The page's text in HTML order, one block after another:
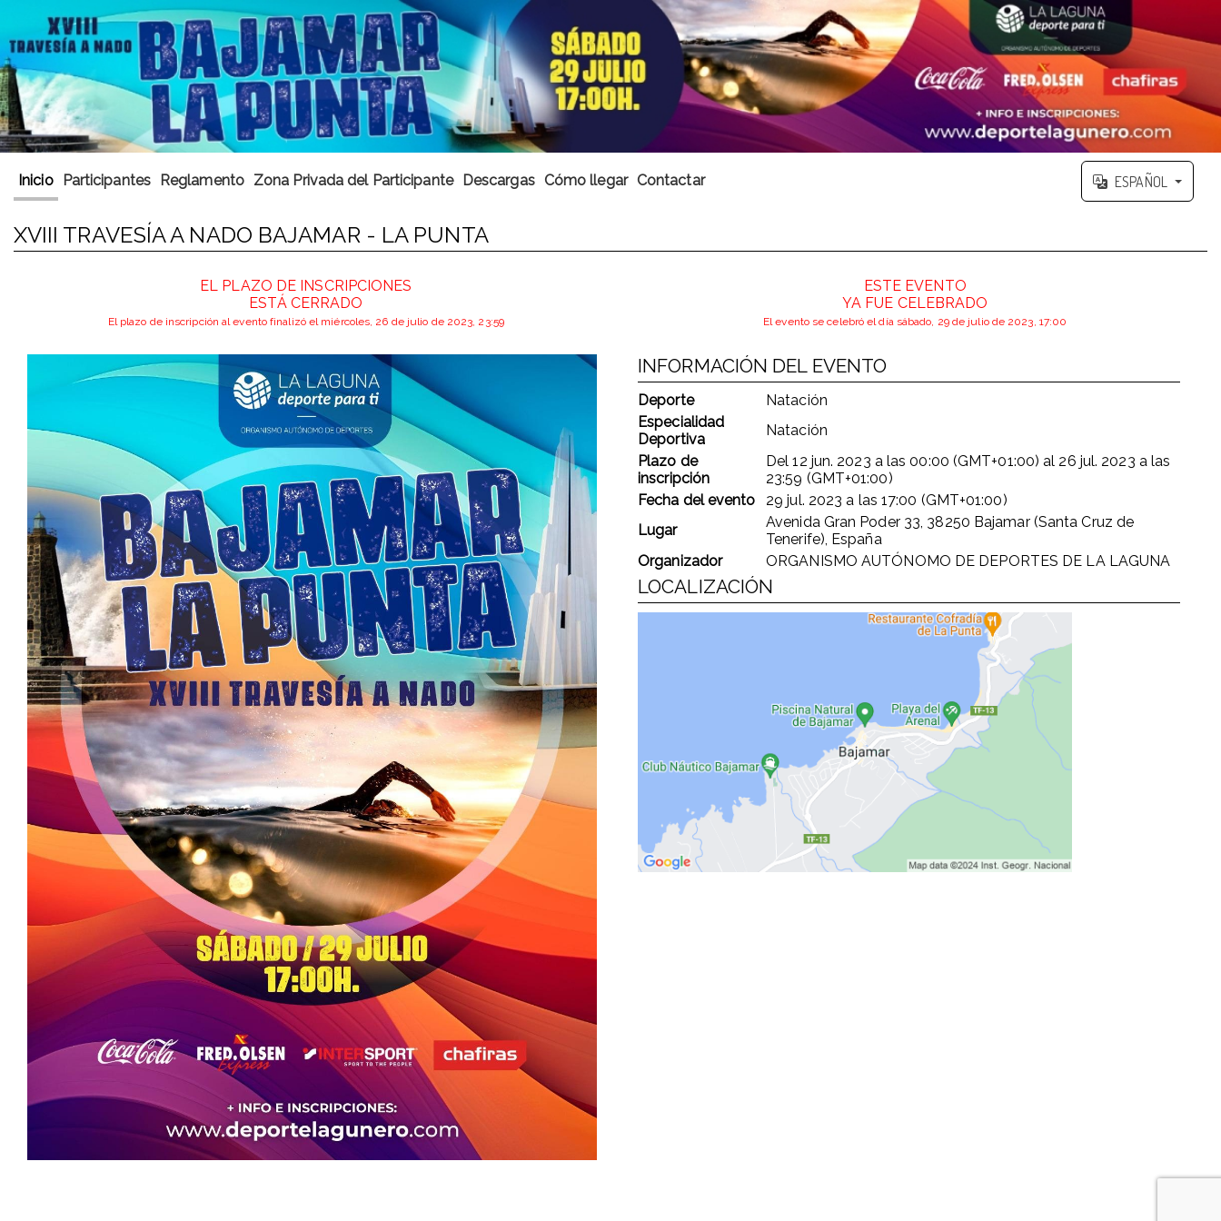
Inicio Participantes Reglamento Zona Privada del Participante Descargas Cómo llegar Contactar ESPAÑOL
XVIII TRAVESÍA A NADO BAJAMAR - LA PUNTA
EL PLAZO DE INSCRIPCIONES
ESTÁ CERRADO
El plazo de inscripción al evento finalizó el miércoles, 26 de julio de 2023, 23:59
ESTE EVENTO
YA FUE CELEBRADO
El evento se celebró el día sábado, 29 de julio de 2023, 17:00
INFORMACIÓN DEL EVENTO
Deporte
Natación
Especialidad
Deportiva
Natación
Plazo de
inscripción
Del12 jun. 2023 a las00:00 (GMT+01:00) al 26 jul. 2023 a las
23:59 (GMT+01:00)
Fecha del evento
29 jul. 2023 a las 17:00 (GMT+01:00)
Lugar
Avenida Gran Poder 33, 38250 Bajamar (Santa Cruz de
Tenerife), España
Organizador
ORGANISMO AUTÓNOMO DE DEPORTES DE LA LAGUNA
LOCALIZACIÓN